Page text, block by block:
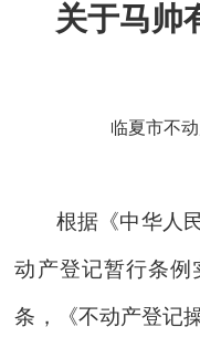
关于马帅
临夏市不
根据《中华人
动产登记暂行条例
条 ， 《不动产登记